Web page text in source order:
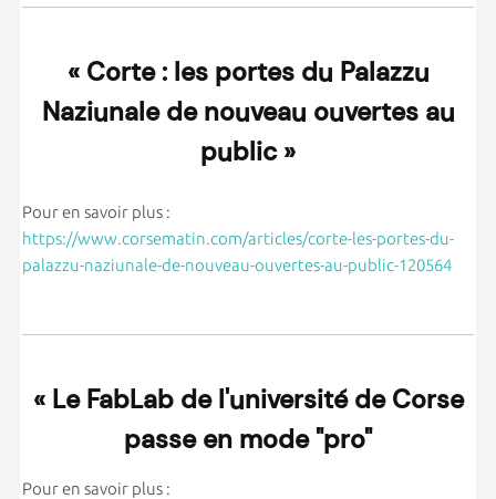
« Corte : les portes du Palazzu
Naziunale de nouveau ouvertes au
public »
Pour en savoir plus :
https://www.corsematin.com/articles/corte-les-portes-du-
palazzu-naziunale-de-nouveau-ouvertes-au-public-120564
« Le FabLab de l'université de Corse
passe en mode "pro"
Pour en savoir plus :